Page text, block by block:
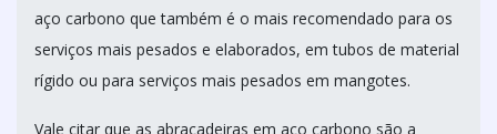
aço carbono que também é o mais recomendado para os
serviços mais pesados e elaborados, em tubos de material
rígido ou para serviços mais pesados em mangotes.
Vale citar que as abraçadeiras em aço carbono são a